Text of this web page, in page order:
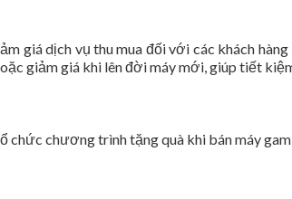
giá dịch vụ thu mua đối với các khách
giảm giá khi lên đời máy mới, giúp tiết
chức chương trình tặng quà khi bán máy